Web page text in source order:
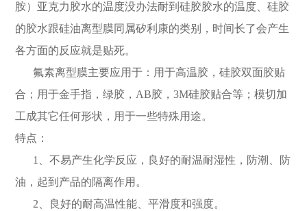
胺）亚克力胶水的温度没办法耐到硅胶胶水的温度、硅胶
的胶水跟硅油离型膜同属矽利康的类别，时间长了会产生
各方面的反应就是贴死。
氟素离型膜主要应用于：用于高温胶，硅胶双面胶贴
合；用于金手指，绿胶， AB胶，3M硅胶贴合等；模切加
工成其它任何形状，用于一些特殊用途。
特点：
1、不易产生化学反应，良好的耐温耐湿性，防潮、防
油，起到产品的隔离作用。
2、良好的耐高温性能、平滑度和强度。